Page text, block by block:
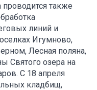
также
линий и
Игумново,
Лесная поляна,
Святого озера на
С 18 апреля
кладбищ,